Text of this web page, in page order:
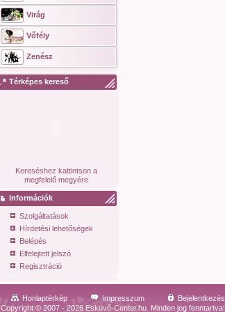
Virág
Vőfély
Zenész
Térképes kereső
Kereséshez kattintson a
megfelelő megyére
Információk
Szolgáltatások
Hírdetési lehetőségek
Belépés
Elfelejtett jelszó
Regisztráció
Honlaptérkép Impresszum Bejelentkezés
Copyright © 2007 - 2026 Esküvő-Center.hu. Minden jog fenntartva!